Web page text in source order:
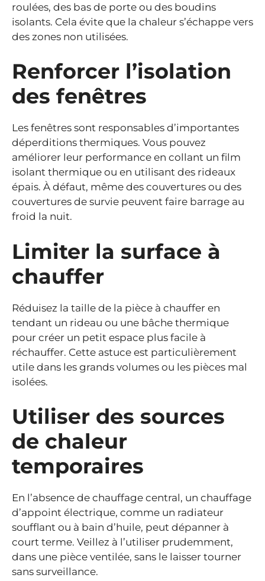
roulées, des bas de porte ou des boudins
isolants. Cela évite que la chaleur s’échappe vers
des zones non utilisées.
Renforcer l’isolation
des fenêtres
Les fenêtres sont responsables d’importantes
déperditions thermiques. Vous pouvez
améliorer leur performance en collant un film
isolant thermique ou en utilisant des rideaux
épais. À défaut, même des couvertures ou des
couvertures de survie peuvent faire barrage au
froid la nuit.
Limiter la surface à
chauffer
Réduisez la taille de la pièce à chauffer en
tendant un rideau ou une bâche thermique
pour créer un petit espace plus facile à
réchauffer. Cette astuce est particulièrement
utile dans les grands volumes ou les pièces mal
isolées.
Utiliser des sources
de chaleur
temporaires
En l’absence de chauffage central, un chauffage
d’appoint électrique, comme un radiateur
soufflant ou à bain d’huile, peut dépanner à
court terme. Veillez à l’utiliser prudemment,
dans une pièce ventilée, sans le laisser tourner
sans surveillance.